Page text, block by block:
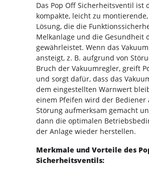
Das Pop Off Sicherheitsventil ist
kompakte, leicht zu
Lösung, die die
Melkanlage und die Gesundheit
gewährleistet. Wenn das
ansteigt, z. B. aufgrund von
Bruch der Vakuumregler, greift
und sorgt dafür, dass das
dem eingestellten Warnwert
einem Pfeifen wird der Bediener
Störung aufmerksam gemacht
dann die optimalen
der Anlage wieder herstellen.
Merkmale und Vorteile des
Sicherheitsventils: